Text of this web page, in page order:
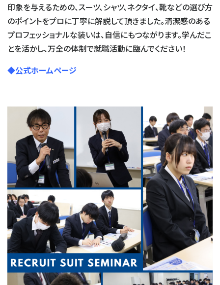
印象を与えるための、スーツ、シャツ、ネクタイ、靴などの選び方
のポイントをプロに丁寧に解説して頂きました。清潔感のある
プロフェッショナルな装いは、自信にもつながります。学んだこ
とを活かし、万全の体制で就職活動に臨んでください！
◆公式ホームページ